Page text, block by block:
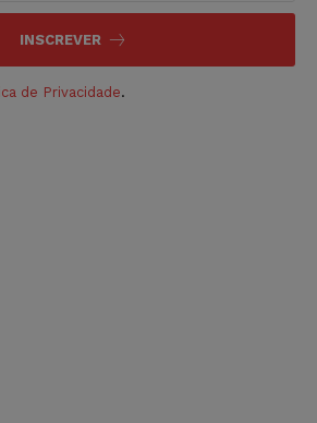
INSCREVER
de Privacidade.